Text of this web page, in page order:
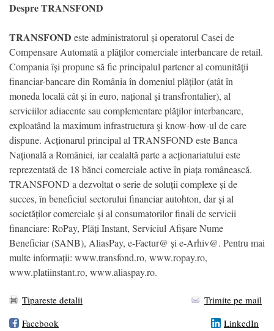
Despre TRANSFOND
TRANSFOND este administratorul și operatorul Casei de
Compensare Automată a plăților comerciale interbancare de retail.
Compania își propune să fie principalul partener al comunităţii
financiar-bancare din România în domeniul plăților (atât în
moneda locală cât și în euro, național și transfrontalier), al
serviciilor adiacente sau complementare plăţilor interbancare,
exploatând la maximum infrastructura şi know-how-ul de care
dispune. Acționarul principal al TRANSFOND este Banca
Națională a României, iar cealaltă parte a acționariatului este
reprezentată de 18 bănci comerciale active în piața românească.
TRANSFOND a dezvoltat o serie de soluții complexe și de
succes, în beneficiul sectorului financiar autohton, dar și al
societăților comerciale și al consumatorilor finali de servicii
financiare: RoPay, Plăți Instant, Serviciul Afișare Nume
Beneficiar (SANB), AliasPay, e-Factur@ și e-Arhiv@. Pentru mai
multe informații: www.transfond.ro, www.ropay.ro,
www.platiinstant.ro, www.aliaspay.ro.
Tipareste detalii
Trimite pe mail
Facebook
LinkedIn